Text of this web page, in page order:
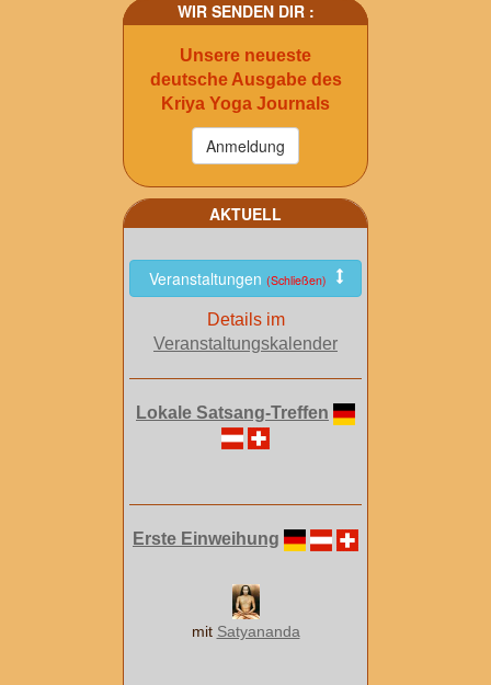
WIR SENDEN DIR :
Unsere neueste
deutsche Ausgabe des
Kriya Yoga Journals
AKTUELL
Veranstaltungen (Schließen)
Details im
Veranstaltungskalender
Lokale Satsang-Treffen
Erste Einweihung
mit Satyananda